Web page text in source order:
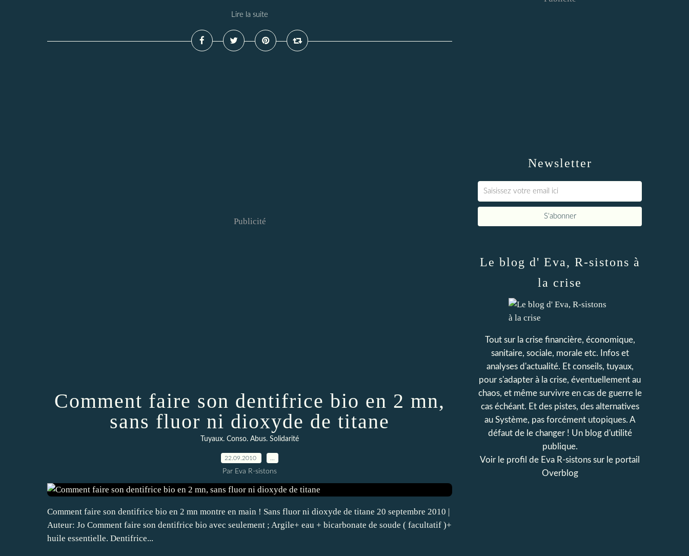
Lire la suite
Publicité
Comment faire son dentifrice bio en 2 mn,
sans fluor ni dioxyde de titane
Tuyaux. Conso. Abus. Solidarité
22.09.2010
Par Eva R-sistons
Comment faire son dentifrice bio en 2 mn montre en main ! Sans fluor ni dioxyde de titane 20 septembre 2010 |
Auteur: Jo Comment faire son dentifrice bio avec seulement ; Argile+ eau + bicarbonate de soude ( facultatif )+
huile essentielle. Dentifrice...
Newsletter
Le blog d' Eva, R-sistons à
la crise
Tout sur la crise financière, économique,
sanitaire, sociale, morale etc. Infos et
analyses d'actualité. Et conseils, tuyaux,
pour s'adapter à la crise, éventuellement au
chaos, et même survivre en cas de guerre le
cas échéant. Et des pistes, des alternatives
au Système, pas forcément utopiques. A
défaut de le changer ! Un blog d'utilité
publique.
Voir le profil de Eva R-sistons sur le portail
Overblog